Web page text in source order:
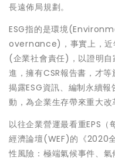
長遠佈局規劃。
ESG指的是環境
overnance)，事實上，近
(企業社會責任)，以證明
進，擁有CSR報告書，才
揭露ESG資訊、編制永續
動，為企業生存帶來重大改
以往企業營運最看重EPS
經濟論壇(WEF)的《2020
性風險：極端氣候事件、